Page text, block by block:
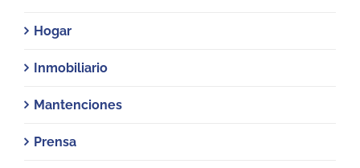
Hogar
Inmobiliario
Mantenciones
Prensa